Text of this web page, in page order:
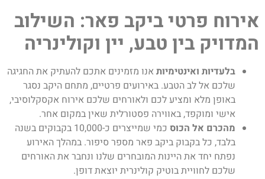
אירוח פרטי ביקב פאר: השילוב
המדויק בין טבע, יין וקולינריה
בלעדיות ואינטימיות אנו מזמינים אתכם להעתיק את החגיגה
שלכם אל לב הטבע. באירועים פרטיים, מתחם היקב נסגר
באופן מלא ומציע לכם ולאורחים שלכם אירוח אקסקלוסיבי,
אישי ומוקפד, באווירה פסטורלית שאין במקום אחר.
מהכרם אל הכוס
כמי שמייצרים כ-10,000 בקבוקים בשנה
בלבד, כל בקבוק ביקב פאר מספר סיפור. במהלך האירוע
נפתח יחד את היינות המובחרים שלנו ונחבר את האורחים
שלכם לחוויית בוטיק קולינרית יוצאת דופן.